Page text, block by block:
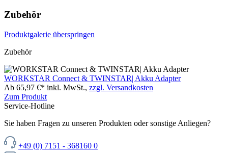
Zubehör
Produktgalerie überspringen
Zubehör
WORKSTAR Connect & TWINSTAR| Akku Adapter
Ab 65,97 €* inkl. MwSt., zzgl. Versandkosten
Zum Produkt
Service-Hotline
Sie haben Fragen zu unseren Produkten oder sonstige Anliegen?
+49 (0) 7151 - 368160 0